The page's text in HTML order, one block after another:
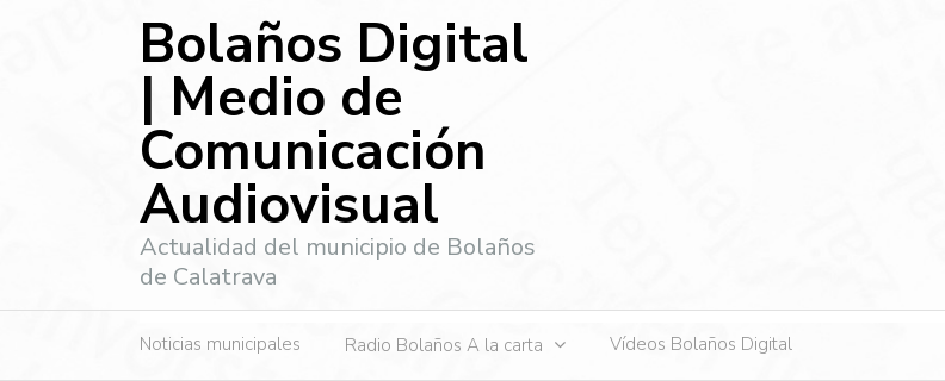
Bolaños Digital
| Medio de
Comunicación
Audiovisual
Actualidad del municipio de Bolaños
de Calatrava
Noticias municipales Radio Bolaños A la carta Vídeos Bolaños Digital